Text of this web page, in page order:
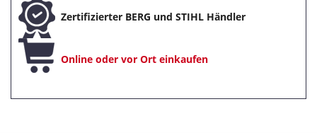
Zertifizierter BERG und STIHL Händler
Online oder vor Ort einkaufen